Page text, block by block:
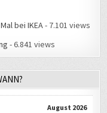
bei IKEA- 7.101 views
- 6.841 views
August 2026